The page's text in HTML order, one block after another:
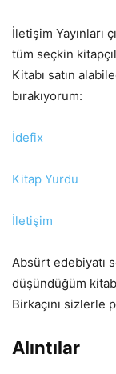
İletişim Yayınları
tüm seçkin
Kitabı satın
bırakıyorum:
İdefix
Kitap Yurdu
İletişim
Absürt edebiyatı
düşündüğüm
Birkaçını sizlerle
Alıntılar